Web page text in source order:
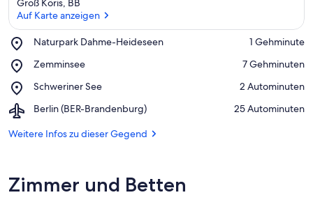
Groß Köris, BB
Auf Karte anzeigen
Naturpark Dahme-Heideseen
Place,
Dahme-
‪1 Gehminute‬
Zemminsee
Place,
‪7 Gehminuten‬
Schweriner See
Place,
See
‪2 Autominuten‬
Berlin (BER-Brandenburg)
Airport,
(BER-
‪25 Autominuten‬
Weitere Infos zu dieser Gegend
Zimmer und Betten